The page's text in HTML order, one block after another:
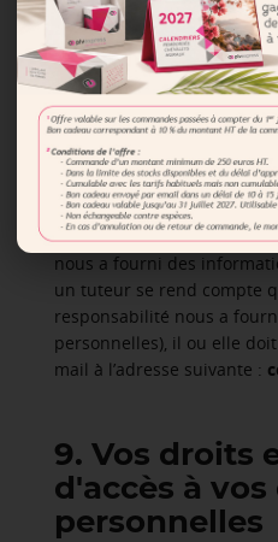
8. Mineurs
Le Site n'a pas été conçu
mineurs (moins de 18
n'autorisons l'utilisation de
mineurs de moins de 18
sciemment de données
mineurs. Si un parent
nous a fourni des
un tuteur se rend compte
responsabilité nous a
personnelles), il ou elle
mail à l’adresse suivante :
9. Vos droits
d'accès à
personnelles